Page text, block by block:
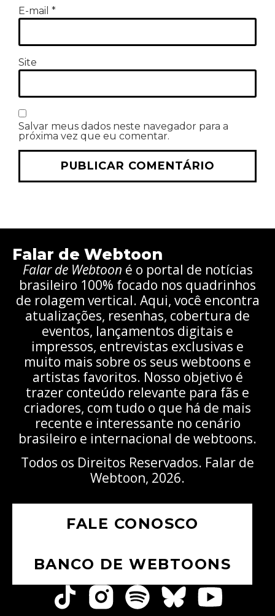
E-mail *
Site
Salvar meus dados neste navegador para a
próxima vez que eu comentar.
Falar de Webtoon
Falar de Webtoon é o portal de notícias
brasileiro 100% focado nos quadrinhos
de rolagem vertical. Aqui, você encontra
atualizações, resenhas, cobertura de
eventos, lançamentos digitais e
impressos, entrevistas exclusivas e
muito mais sobre os seus webtoons e
artistas favoritos. Nosso objetivo é
trazer conteúdo relevante para fãs e
criadores, com tudo o que há de mais
recente e interessante no cenário
brasileiro e internacional de webtoons.
Todos os Direitos Reservados. Falar de
Webtoon, 2026.
FALE CONOSCO
BANCO DE WEBTOONS